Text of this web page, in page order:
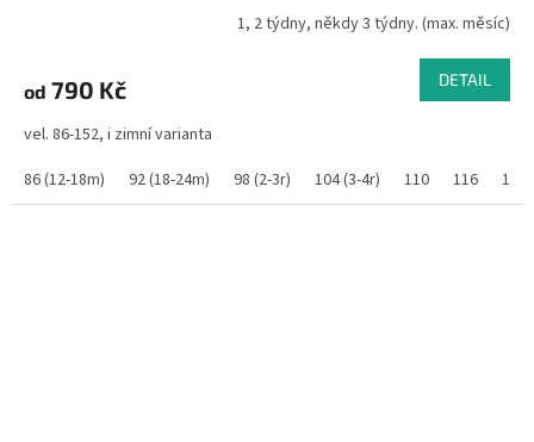
1, 2 týdny, někdy 3 týdny. (max. měsíc)
od 790 Kč DETAIL
vel. 86-152, i zimní varianta
86 (12-18m)
92 (18-24m) 98 (2-3r) 104 (3-4r) 110 116 122